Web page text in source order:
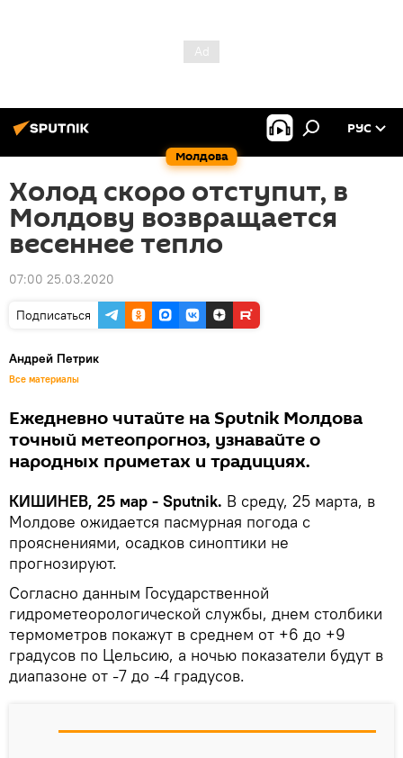
Молдова
РУС
Холод скоро отступит, в
Молдову возвращается
весеннее тепло
07:00 25.03.2020
Подписаться
Андрей Петрик
Все материалы
Ежедневно читайте на Sputnik Молдова
точный метеопрогноз, узнавайте о
народных приметах и традициях.
КИШИНЕВ, 25 мар - Sputnik. В среду, 25 марта, в
Молдове ожидается пасмурная погода с
прояснениями, осадков синоптики не
прогнозируют.
Согласно данным Государственной
гидрометеорологической службы, днем столбики
термометров покажут в среднем от +6 до +9
градусов по Цельсию, а ночью показатели будут в
диапазоне от -7 до -4 градусов.